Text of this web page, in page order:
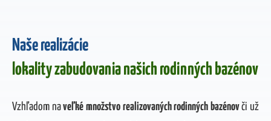
Naše realizácie
lokality zabudovania našich rodinných bazénov
Vzhľadom naveľké množstvo realizovaných rodinných bazénovči už